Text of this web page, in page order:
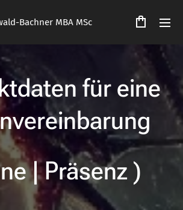
Bachner MBA MSc
für eine
| Präsenz )